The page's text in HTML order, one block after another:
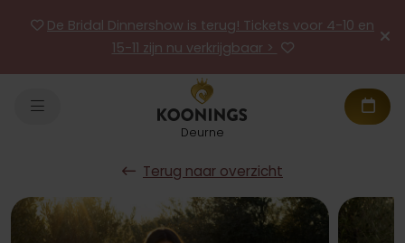
De Bridal Dinnershow is terug! Tickets voor 4-10 en
15-11 zijn nu verkrijgbaar >
Deurne
Terug naar overzicht